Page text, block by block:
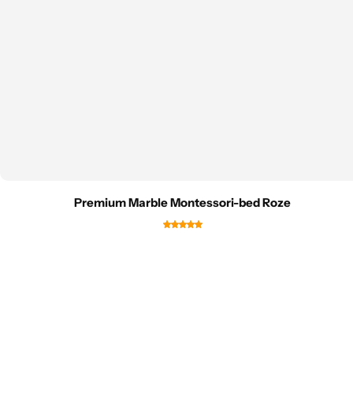
Premium Marble Montessori-bed Roze